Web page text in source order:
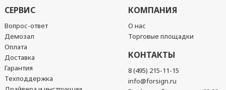
СЕРВИС
Вопрос-ответ
Демозал
Оплата
Доставка
Гарантия
Техподдержка
КОМПАНИЯ
О нас
Торговые площадки
КОНТАКТЫ
8 (495) 215-11-15
info@forsign.ru